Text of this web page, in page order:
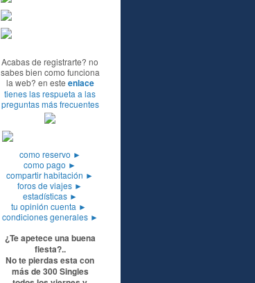
Acabas de registrarte? no
sabes bien como funciona
la web? en este enlace
tienes las respueta a las
preguntas más frecuentes
como reservo ►
como pago ►
compartir habitación ►
foros de viajes ►
estadísticas ►
tu opinión cuenta ►
condiciones generales ►
¿Te apetece una buena
fiesta?..
No te pierdas esta con
más de 300 Singles